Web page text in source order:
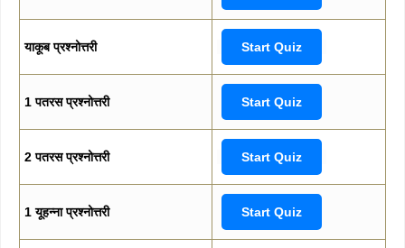
याकूब प्रश्नोत्तरी Start Quiz
1 पतरस प्रश्नोत्तरी Start Quiz
2 पतरस प्रश्नोत्तरी Start Quiz
1 यूहन्ना प्रश्नोत्तरी Start Quiz